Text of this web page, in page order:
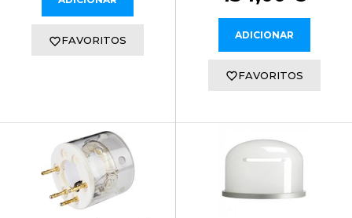
FAVORITOS ADICIONAR
FAVORITOS